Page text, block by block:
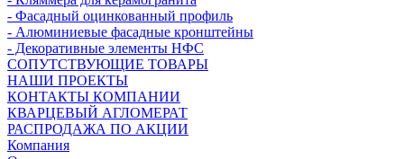
- Фасадный оцинкованный профиль
- Алюминиевые фасадные кронштейны
- Декоративные элементы НФС
СОПУТСТВУЮЩИЕ ТОВАРЫ
НАШИ ПРОЕКТЫ
КОНТАКТЫ КОМПАНИИ
КВАРЦЕВЫЙ АГЛОМЕРАТ
РАСПРОДАЖА ПО АКЦИИ
Компания